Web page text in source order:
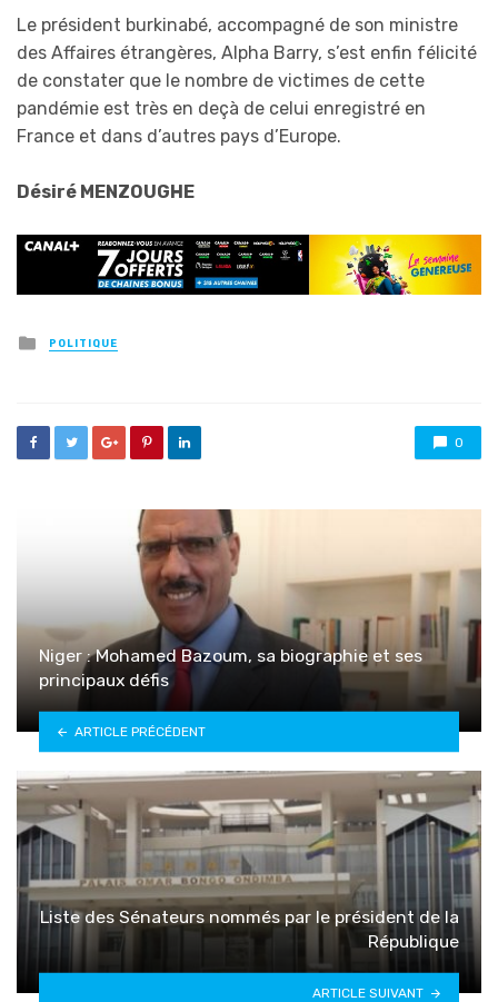
Le président burkinabé, accompagné de son ministre
des Affaires étrangères, Alpha Barry, s’est enfin félicité
de constater que le nombre de victimes de cette
pandémie est très en deçà de celui enregistré en
France et dans d’autres pays d’Europe.
Désiré MENZOUGHE
Posted
in
POLITIQUE
0
Niger : Mohamed Bazoum, sa biographie et ses
principaux défis
ARTICLE PRÉCÉDENT
Liste des Sénateurs nommés par le président de la
République
ARTICLE SUIVANT